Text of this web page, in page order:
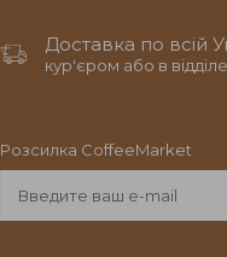
Доставка по всій
кур'єром або в
Розсилка CoffeeMarket